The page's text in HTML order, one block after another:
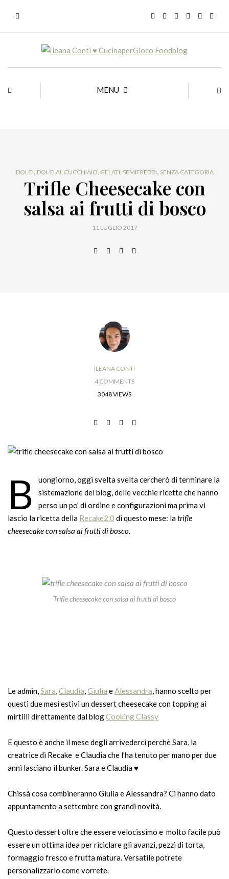
MENU
DOLCI, DOLCI AL CUCCHIAIO, GELATI, SEMIFREDDI, SENZA CATEGORIA
Trifle Cheesecake con
salsa ai frutti di bosco
11 LUGLIO 2017
ILEANA CONTI
4 COMMENTS
3048 VIEWS
B
uongiorno, oggi svelta svelta cercherò di terminare la
sistemazione del blog, delle vecchie ricette che hanno
perso un po’ di ordine e configurazioni ma prima vi
lascio la ricetta della Recake2.0 di questo mese: latrifle
cheesecake con salsa ai frutti di bosco.
Trifle cheesecake con salsa ai frutti di bosco
Le admin,Sara,Claudia,Giulia eAlessandra, hanno scelto per
questi due mesi estivi un dessert cheesecake con topping ai
mirtilli direttamente dal blogCooking Classy
E questo è anche il mese degli arrivederci perchè Sara, la
creatrice di Recake e Claudia che l’ha tenuto per mano per due
anni lasciano il bunker. Sara e Claudia ♥
Chissà cosa combineranno Giulia e Alessandra? Ci hanno dato
appuntamento a settembre con grandi novità.
Questo dessert oltre che essere velocissimo e molto facile può
essere un ottima idea per riciclare gli avanzi, pezzi di torta,
formaggio fresco e frutta matura. Versatile potrete
personalizzarlo come vorrete.